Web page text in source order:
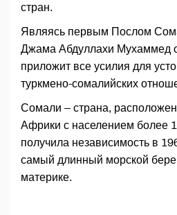
стран.
Являясь первым Послом
Джама Абдуллахи Мухаммед
приложит все усилия для
туркмено-сомалийских
Сомали – страна,
Африки с населением более
получила независимость в
самый длинный морской
материке.